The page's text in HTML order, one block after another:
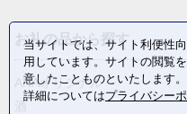
お礼の品から探す
ANAオリジナル
酒
当サイトでは、サイト利便性
用しています。サイトの閲覧
意したことものといたします。
詳細についてはプライバシー